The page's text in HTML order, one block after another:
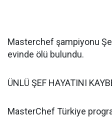
Masterchef şampiyonu
evinde ölü bulundu.
ÜNLÜ ŞEF HAYATINI
MasterChef Türkiye